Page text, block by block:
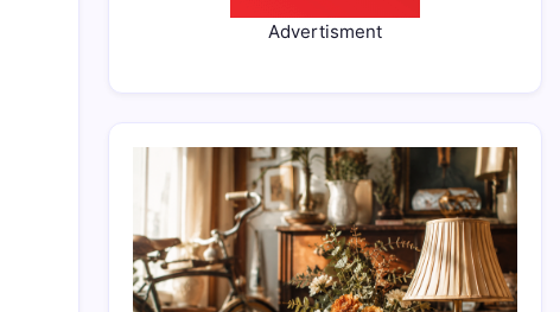
Advertisment